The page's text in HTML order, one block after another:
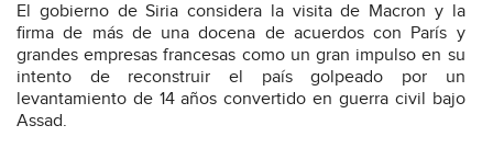
El gobierno de Siria considera la visita de Macron y la
firma de más de una docena de acuerdos con París y
grandes empresas francesas como un gran impulso en su
intento de reconstruir el país golpeado por un
levantamiento de 14 años convertido en guerra civil bajo
Assad.